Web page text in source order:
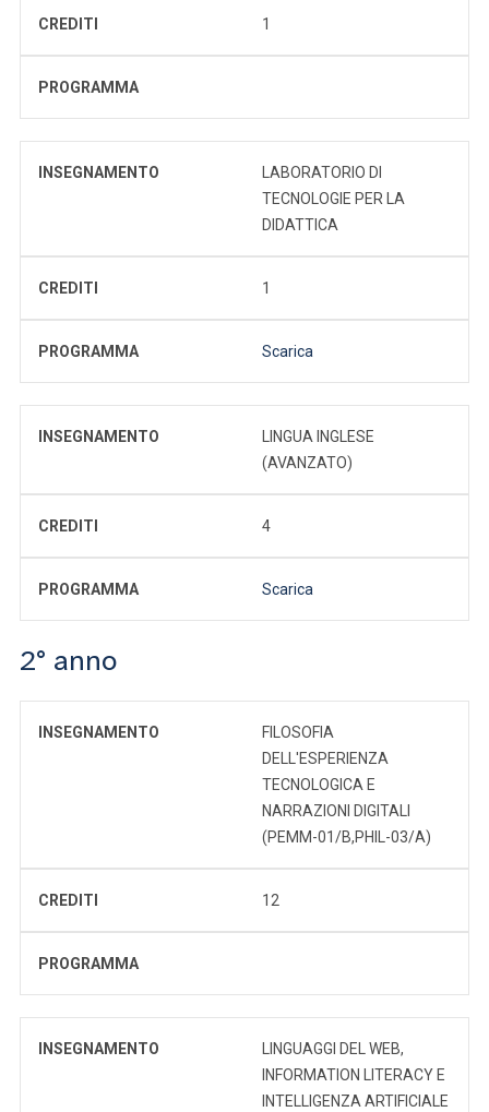
CREDITI 1
PROGRAMMA
INSEGNAMENTO
LABORATORIO DI
TECNOLOGIE PER LA
DIDATTICA
CREDITI 1
PROGRAMMA Scarica
INSEGNAMENTO
LINGUA INGLESE
(AVANZATO)
CREDITI 4
PROGRAMMA Scarica
2° anno
INSEGNAMENTO
FILOSOFIA
DELL'ESPERIENZA
TECNOLOGICA E
NARRAZIONI DIGITALI
(PEMM-01/B,PHIL-03/A)
CREDITI 12
PROGRAMMA
INSEGNAMENTO
LINGUAGGI DEL WEB,
INFORMATION LITERACY E
INTELLIGENZA ARTIFICIALE